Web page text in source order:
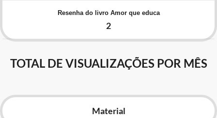
Advocacia-Geral da União
Banco Central do Brasil
Resenha do livro Amor que educa
2
TOTAL DE VISUALIZAÇÕES POR MÊS
Material